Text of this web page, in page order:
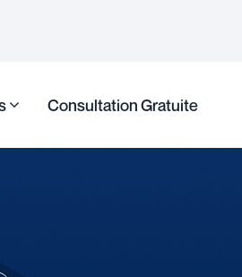
Consultation Gratuite